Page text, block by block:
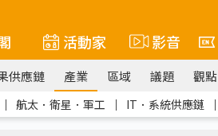
活動家 影音
供應鏈 產業 區域 議題 觀點
｜ 航太．衛星．軍工 ｜ IT．系統供應鏈 ｜